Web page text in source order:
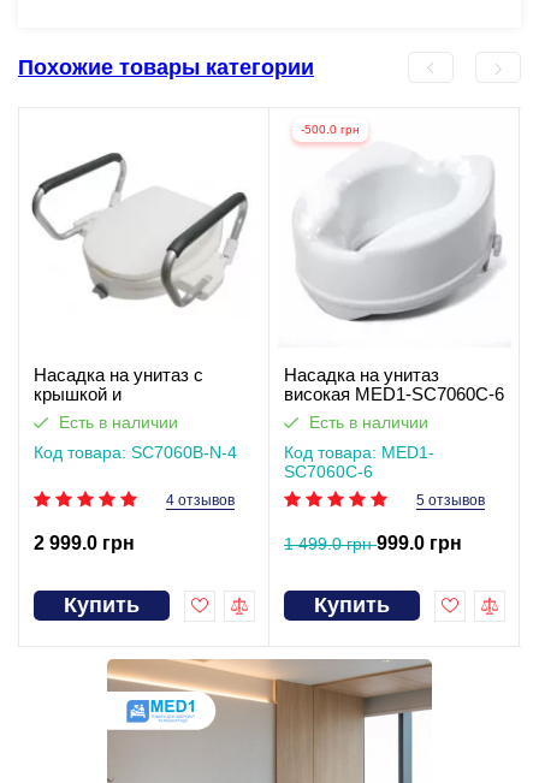
Похожие товары категории
Насадка на унитаз с
крышкой и
подлокотниками
SC7060B-N-4
Есть в наличии
Код товара: SC7060B-N-4
4 отзывов
2 999.0 грн
Купить
-500.0 грн
Насадка на унитаз
високая MED1-SC7060C-6
Есть в наличии
Код товара: MED1-
SC7060C-6
5 отзывов
1 499.0 грн999.0 грн
Купить